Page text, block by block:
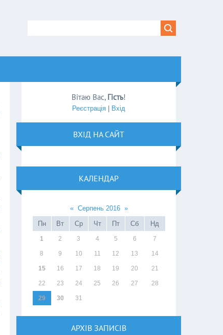
Вітаю Вас, Гість!
Реєстрація Вхід
ВХІД НА САЙТ
КАЛЕНДАР
« Серпень 2016 »
Пн
Вт Ср Чт Пт Сб Нд
1 2 3 4 5 6 7
8 9 10 11 12 13 14
15 16 17 18 19 20 21
22 23 24 25 26 27 28
29 30 31
АРХІВ ЗАПИСІВ